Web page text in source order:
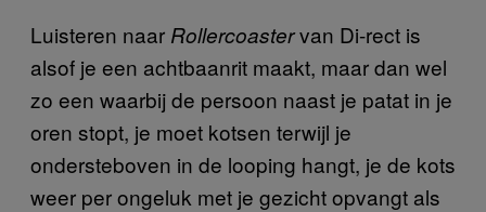
Luisteren naar Rollercoastervan Di-rect is
alsof je een achtbaanrit maakt, maar dan wel
zo een waarbij de persoon naast je patat in je
oren stopt, je moet kotsen terwijl je
ondersteboven in de looping hangt, je de kots
weer per ongeluk met je gezicht opvangt als